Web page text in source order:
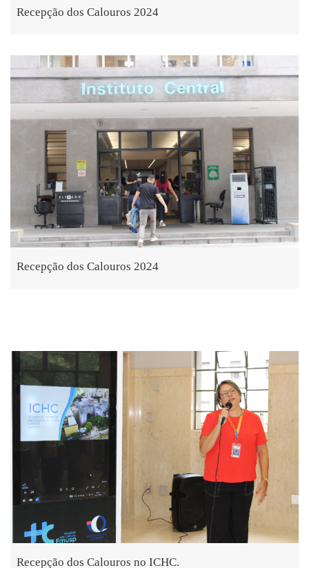
Recepção dos Calouros 2024
Recepção dos Calouros 2024
Recepção dos Calouros no ICHC.